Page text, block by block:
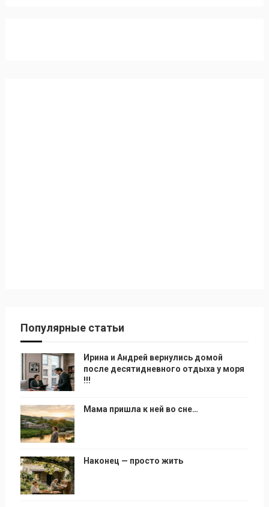
Популярные статьи
Ирина и Андрей вернулись домой
после десятидневного отдыха у моря
!!!
Мама пришла к ней во сне…
Наконец — просто жить